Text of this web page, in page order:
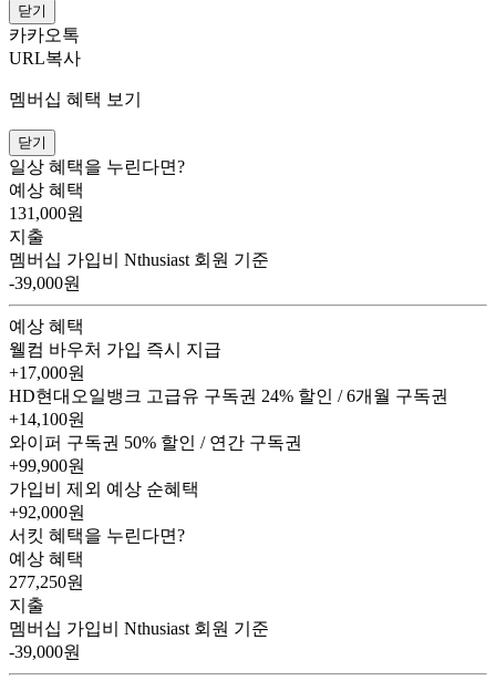
닫기
카카오톡
URL복사
멤버십 혜택 보기
닫기
일상 혜택을 누린다면?
예상 혜택
131,000원
지출
멤버십 가입비
Nthusiast 회원 기준
-39,000원
예상 혜택
웰컴 바우처 가입 즉시 지급
+17,000원
HD현대오일뱅크 고급유 구독권 24% 할인 / 6개월 구독권
+14,100원
와이퍼 구독권 50% 할인 / 연간 구독권
+99,900원
가입비 제외 예상 순혜택
+92,000원
서킷 혜택을 누린다면?
예상 혜택
277,250원
지출
멤버십 가입비
Nthusiast 회원 기준
-39,000원